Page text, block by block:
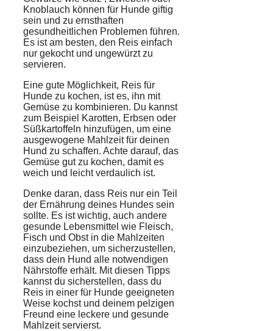
Knoblauch können für Hunde giftig
sein und zu ernsthaften
gesundheitlichen Problemen führen.
Es ist am besten, den Reis einfach
nur gekocht und ungewürzt zu
servieren.
Eine gute Möglichkeit, Reis für
Hunde zu kochen, ist es, ihn mit
Gemüse zu kombinieren. Du kannst
zum Beispiel Karotten, Erbsen oder
Süßkartoffeln hinzufügen, um eine
ausgewogene Mahlzeit für deinen
Hund zu schaffen. Achte darauf, das
Gemüse gut zu kochen, damit es
weich und leicht verdaulich ist.
Denke daran, dass Reis nur ein Teil
der Ernährung deines Hundes sein
sollte. Es ist wichtig, auch andere
gesunde Lebensmittel wie Fleisch,
Fisch und Obst in die Mahlzeiten
einzubeziehen, um sicherzustellen,
dass dein Hund alle notwendigen
Nährstoffe erhält. Mit diesen Tipps
kannst du sicherstellen, dass du
Reis in einer für Hunde geeigneten
Weise kochst und deinem pelzigen
Freund eine leckere und gesunde
Mahlzeit servierst.